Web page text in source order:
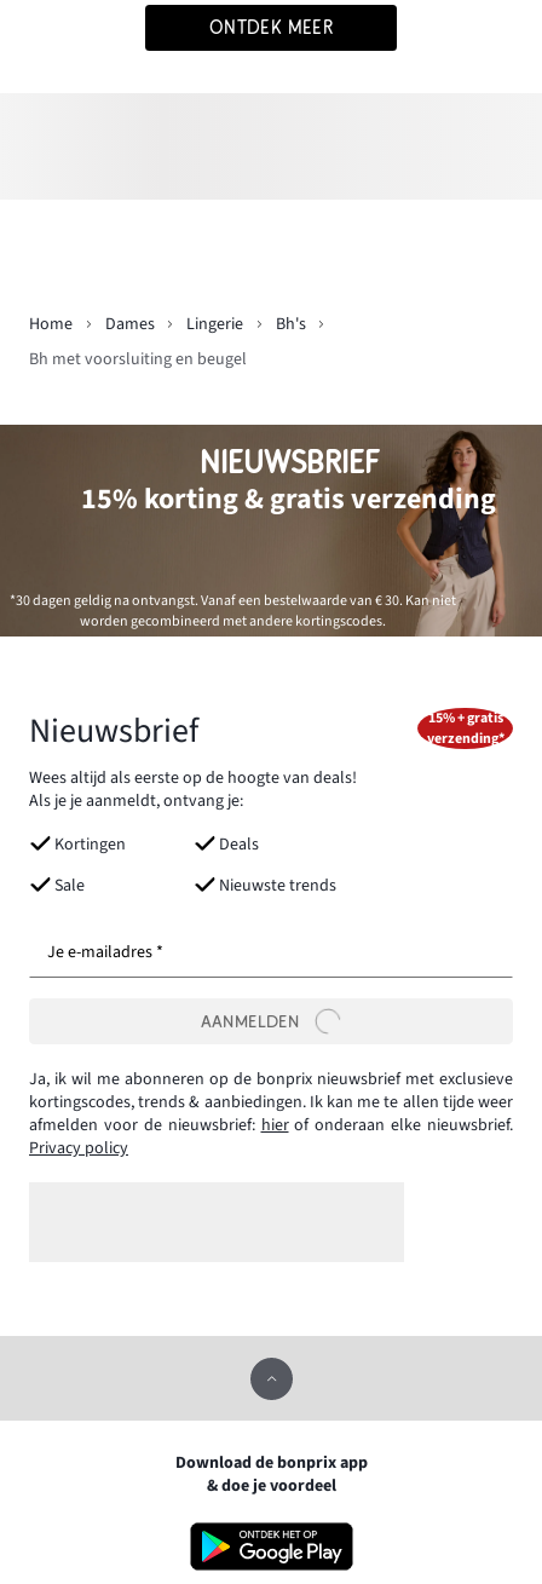
ONTDEK MEER
Home Dames Lingerie
Bh's
Bh met voorsluiting en beugel
NIEUWSBRIEF
15% korting & gratis verzending
*30 dagen geldig na ontvangst. Vanaf een bestelwaarde van € 30. Kan niet
worden gecombineerd met andere kortingscodes.
Nieuwsbrief
Wees altijd als eerste op de hoogte van deals!
Als je je aanmeldt, ontvang je:
Kortingen
Deals
Sale
Nieuwste trends
15% + gratis
verzending*
Je e-mailadres *
AANMELDEN
Ja, ik wil me abonneren op de bonprix nieuwsbrief met exclusieve
kortingscodes, trends & aanbiedingen. Ik kan me te allen tijde weer
afmelden voor de nieuwsbrief:hierof onderaan elke nieuwsbrief.
Privacy policy
Download de bonprix app
& doe je voordeel